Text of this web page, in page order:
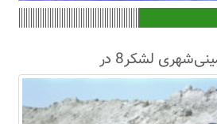
مصاحبۀ رزمندگان خمینی‌شهری لشکر8 در